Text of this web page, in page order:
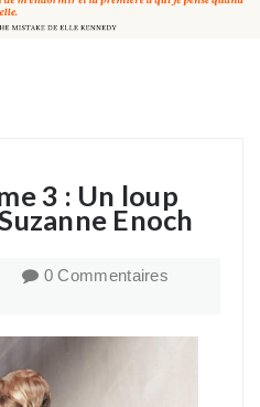
3 : Un loup
Enoch
0 Commentaires